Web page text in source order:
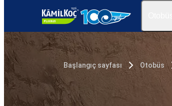
Başlangıç sayfası Otobüs